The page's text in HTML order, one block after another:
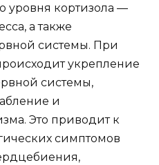
уровня кортизола —
а также
системы. При
укрепление
системы,
и
Это приводит к
симптомов